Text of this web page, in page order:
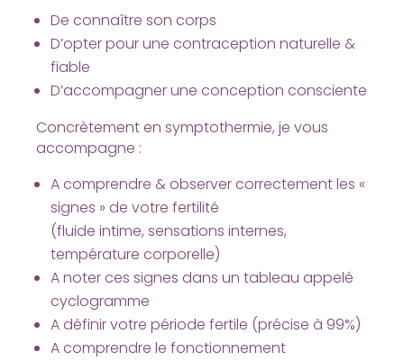
De connaître son corps
D’opter pour une contraception naturelle &
fiable
D’accompagner une conception consciente
Concrètement en symptothermie, je vous
accompagne :
A comprendre & observer correctement les «
signes » de votre fertilité
(fluide intime, sensations internes,
température corporelle)
A noter ces signes dans un tableau appelé
cyclogramme
A définir votre période fertile (précise à 99%)
A comprendre le fonctionnement